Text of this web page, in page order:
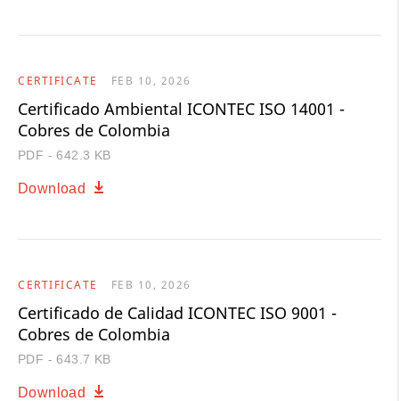
CERTIFICATE FEB 10, 2026
Certificado Ambiental ICONTEC ISO 14001 -
Cobres de Colombia
PDF - 642.3 KB
Download
CERTIFICATE FEB 10, 2026
Certificado de Calidad ICONTEC ISO 9001 -
Cobres de Colombia
PDF - 643.7 KB
Download